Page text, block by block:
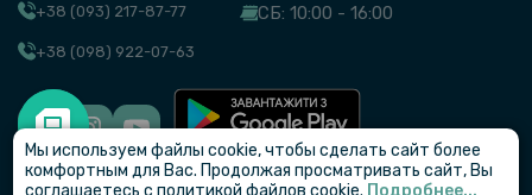
+38 (093) 217-87-77
+38 (098) 922-07-63
СБ: 10:00 - 16:00
© VEST
Мы используем файлы cookie, чтобы сделать сайт более
комфортным для Вас. Продолжая просматривать сайт, Вы
соглашаетесь с политикой файлов cookie. Подробнее...